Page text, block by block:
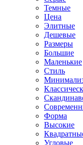
Темные
Цена
Элитные
Дешевые
Размеры
Большие
Маленькие
Стиль
Форма
Высокие
Угловые